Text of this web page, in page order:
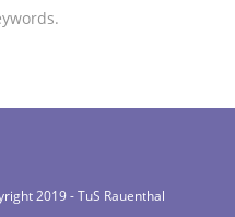
2019 - TuS Rauenthal